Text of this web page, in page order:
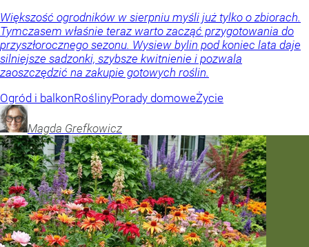
Większość ogrodników w sierpniu myśli już tylko o zbiorach.
Tymczasem właśnie teraz warto zacząć przygotowania do
przyszłorocznego sezonu. Wysiew bylin pod koniec lata daje
silniejsze sadzonki, szybsze kwitnienie i pozwala
zaoszczędzić na zakupie gotowych roślin.
Ogród i balkonRoślinyPorady domoweŻycie
Magda Grefkowicz